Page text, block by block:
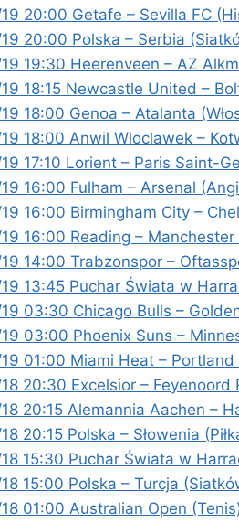
20:00 Getafe – Sevilla FC
20:00 Polska – Serbia
19:30 Heerenveen – AZ
18:15 Newcastle United –
18:00 Genoa – Atalanta
18:00 Anwil Wloclawek –
17:10 Lorient – Paris Saint-
16:00 Fulham – Arsenal
16:00 Birmingham City –
16:00 Reading –
14:00 Trabzonspor –
13:45 Puchar Świata w
03:30 Chicago Bulls –
03:00 Phoenix Suns –
01:00 Miami Heat – Portland
20:30 Excelsior –
20:15 Alemannia Aachen –
20:15 Polska – Słowenia
15:30 Puchar Świata w
15:00 Polska – Turcja
01:00 Australian Open